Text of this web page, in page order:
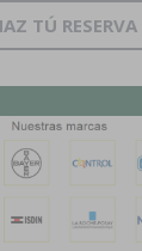
TÚ RESERVA